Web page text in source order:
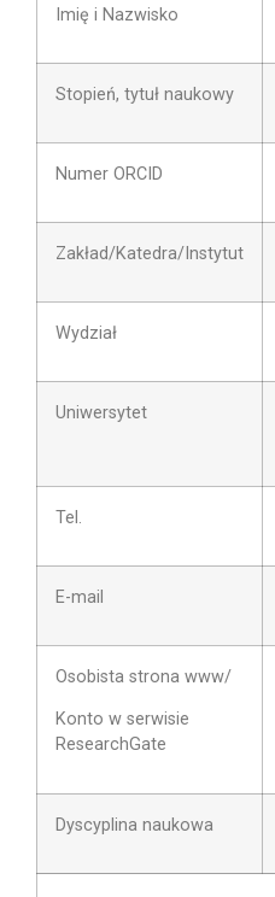
Imię i Nazwisko
Stopień, tytuł naukowy
Numer ORCID
Zakład/Katedra/Instytut
Wydział
Uniwersytet
Tel.
E-mail
Osobista strona www/
Konto w serwisie
ResearchGate
Dyscyplina naukowa